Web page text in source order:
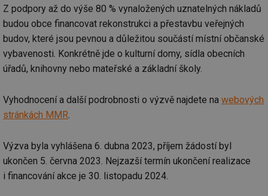
Z podpory až do výše 80 % vynaložených uznatelných nákladů
budou obce financovat rekonstrukci a přestavbu veřejných
budov, které jsou pevnou a důležitou součástí místní občanské
vybavenosti. Konkrétně jde o kulturní domy, sídla obecních
úřadů, knihovny nebo mateřské a základní školy.
Vyhodnocení a další podrobnosti o výzvě najdete na webových
stránkách MMR
Výzva byla vyhlášena 6. dubna 2023, příjem žádostí byl
ukončen 5. června 2023. Nejzazší termín ukončení realizace
i financování akce je 30. listopadu 2024.